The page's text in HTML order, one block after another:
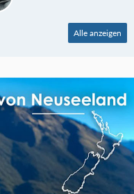
Alle anzeigen